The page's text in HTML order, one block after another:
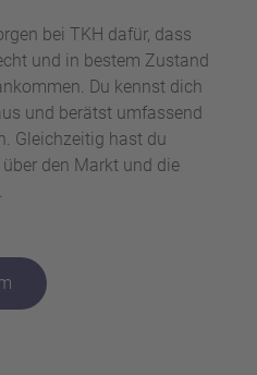
bei TKH dafür, dass
und in bestem Zustand
Du kennst dich
und berätst umfassend
Gleichzeitig hast du
den Markt und die